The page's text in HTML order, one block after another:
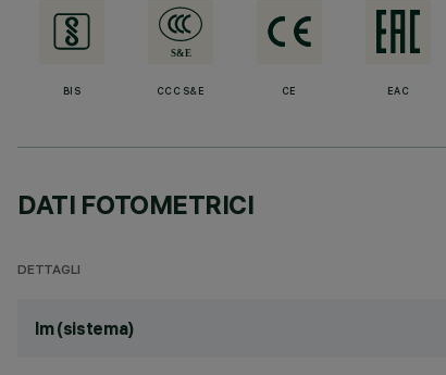
BIS CCC S&E CE EAC
DATI FOTOMETRICI
DETTAGLI
lm (sistema)